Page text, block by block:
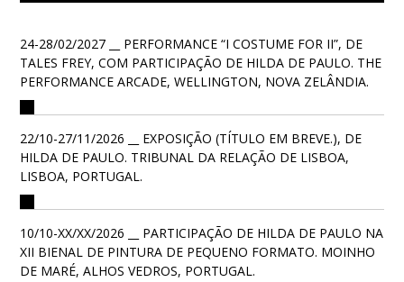
24-28/02/2027 __ PERFORMANCE “I COSTUME FOR II”, DE
TALES FREY, COM PARTICIPAÇÃO DE HILDA DE PAULO. THE
PERFORMANCE ARCADE, WELLINGTON, NOVA ZELÂNDIA.
22/10-27/11/2026 __ EXPOSIÇÃO (TÍTULO EM BREVE.), DE
HILDA DE PAULO. TRIBUNAL DA RELAÇÃO DE LISBOA,
LISBOA, PORTUGAL.
10/10-XX/XX/2026 __ PARTICIPAÇÃO DE HILDA DE PAULO NA
XII BIENAL DE PINTURA DE PEQUENO FORMATO. MOINHO
DE MARÉ, ALHOS VEDROS, PORTUGAL.